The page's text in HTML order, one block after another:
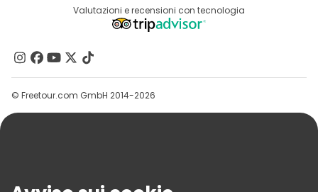
Programma Di Affiliazione
Destinazioni
Contattaci
Gruppi
Aiuto
Valutazioni e recensioni con tecnologia
© Freetour.com GmbH 2014-2026